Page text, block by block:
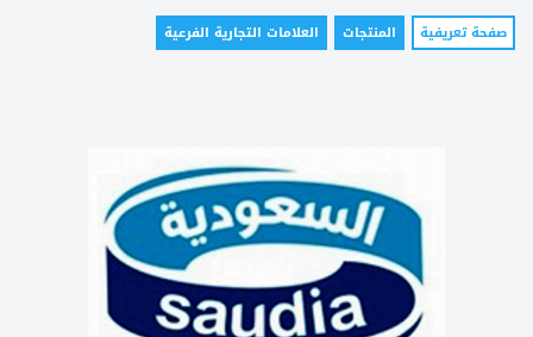
التبويبات
صفحة تعريفية (علامة
التبويب
المنتجات العلامات التجارية الفرعية